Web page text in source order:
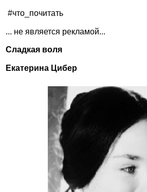
#что_почитать
... не является рекламой...
Сладкая воля
Екатерина Цибер